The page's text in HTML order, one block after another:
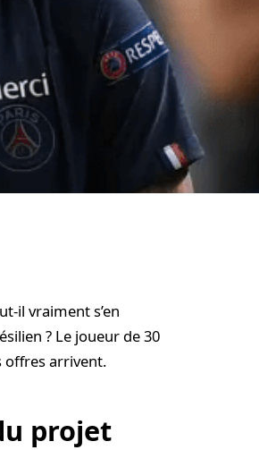
il vraiment s’en
? Le joueur de 30
offres arrivent.
projet